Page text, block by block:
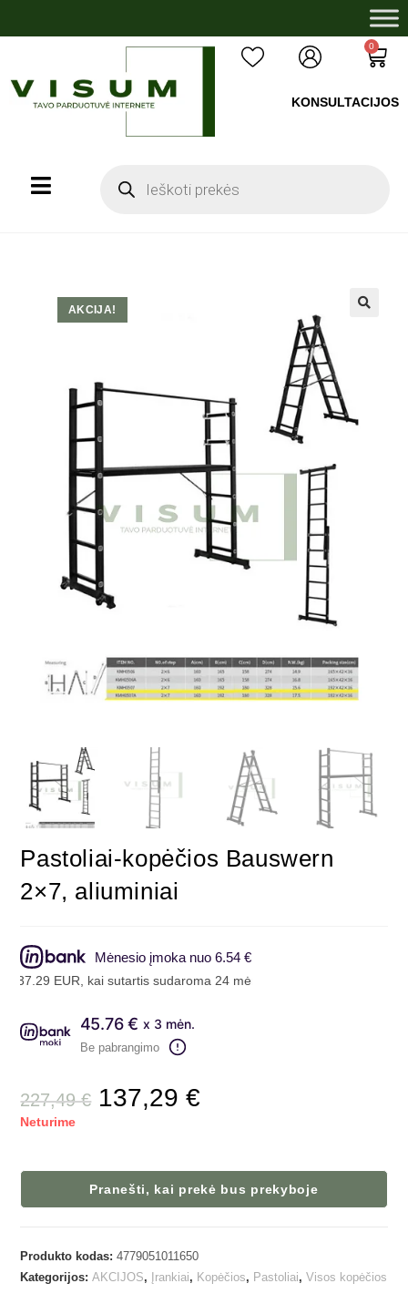
0
KONSULTACIJOS
AKCIJA!
Pastoliai-kopėčios Bauswern
2×7, aliuminiai
Mėnesio įmoka nuo 6.54 €
EUR, kai sutartis sudaroma 24 mėn. terminui, metinė palūkanų
45.76 € x 3 mėn.
Be pabrangimo
227,49€ 137,29€
Neturime
Pranešti, kai prekė bus prekyboje
Produkto kodas:4779051011650
Kategorijos:AKCIJOS, Įrankiai, Kopėčios, Pastoliai,Visos kopėčios